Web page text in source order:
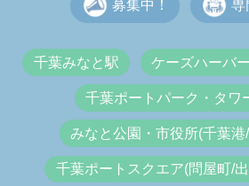
募集中！ 専
千葉みなと駅 ケーズハーバ
千葉ポートパーク・タワ
みなと公園・市役所(千葉
千葉ポートスクエア(問屋町/